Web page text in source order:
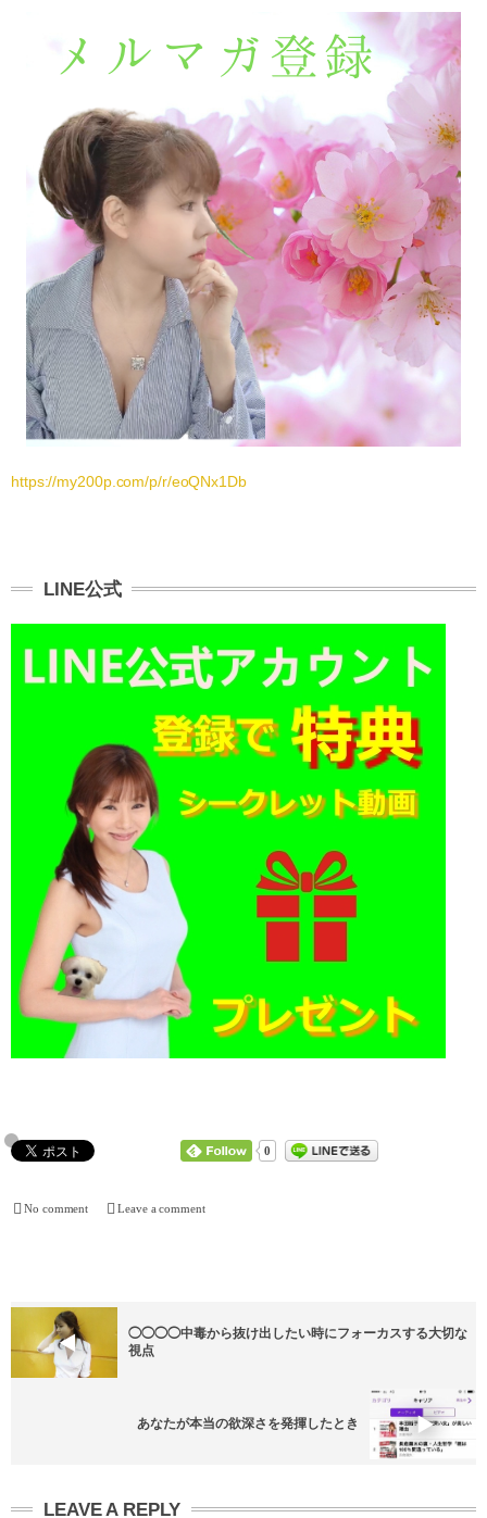
https://my200p.com/p/r/eoQNx1Db
LINE公式
0
No comment Leave a comment
◯◯◯◯中毒から抜け出したい時にフォーカスする大切な
視点
あなたが本当の欲深さを発揮したとき
LEAVE A REPLY